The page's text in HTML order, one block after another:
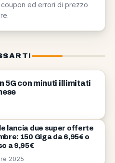
ed errori di prezzo
5G con minuti illimitati
lancia due super offerte
150 Giga da 6,95€ o
a 9,95€
2025